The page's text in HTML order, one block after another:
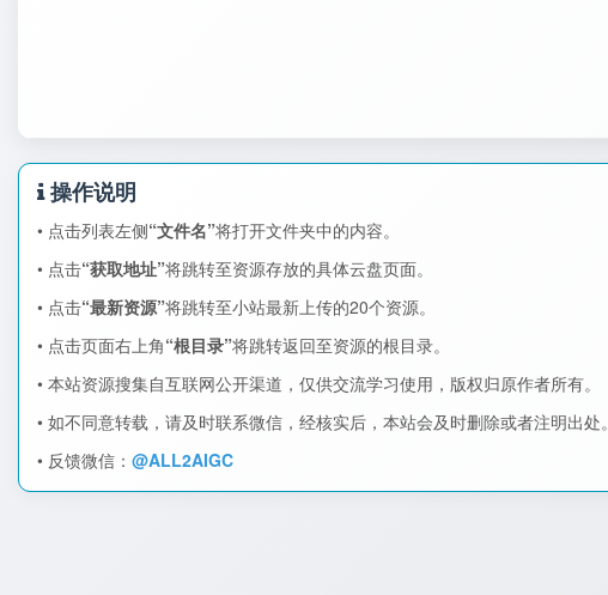
操作说明
• 点击列表左侧“文件名”将打开文件夹中的内容。
• 点击“获取地址”将跳转至资源存放的具体云盘页面。
• 点击“最新资源”将跳转至小站最新上传的20个资源。
• 点击页面右上角“根目录”将跳转返回至资源的根目录。
• 本站资源搜集自互联网公开渠道，仅供交流学习使用，版权归原作者所有。
• 如不同意转载，请及时联系微信，经核实后，本站会及时删除或者注明出处。
• 反馈微信： @ALL2AIGC